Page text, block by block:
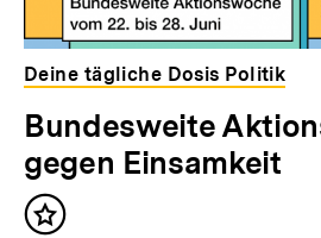
Deine tägliche Dosis Politik
Bundesweite
gegen Einsamkeit
Inhalt